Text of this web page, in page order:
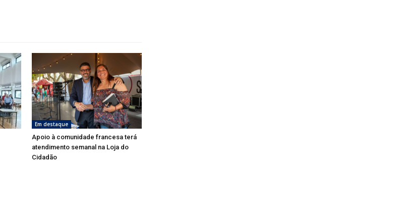
Em destaque
Apoio à comunidade francesa terá
atendimento semanal na Loja do
Cidadão